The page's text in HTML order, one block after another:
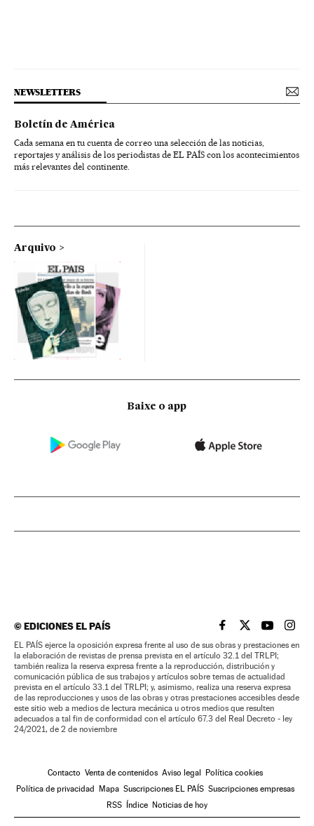
NEWSLETTERS
Boletín de América
Cada semana en tu cuenta de correo una selección de las noticias,
reportajes y análisis de los periodistas de EL PAÍS con los acontecimientos
más relevantes del continente.
Arquivo
Baixe o app
©EDICIONES EL PAÍS EL PAÍS BRASIL EN
EL PAÍSEL PAÍS
EL
EL PAÍS ejerce la oposición expresa frente al uso de sus obras y prestaciones en
la elaboración de revistas de prensa prevista en el artículo 32.1 del TRLPI;
también realiza la reserva expresa frente a la reproducción, distribución y
comunicación pública de sus trabajos y artículos sobre temas de actualidad
prevista en el artículo 33.1 del TRLPI; y, asimismo, realiza una reserva expresa
de las reproducciones y usos de las obras y otras prestaciones accesibles desde
este sitio web a medios de lectura mecánica u otros medios que resulten
adecuados a tal fin de conformidad con el artículo 67.3 del Real Decreto - ley
24/2021, de 2 de noviembre
Contacto Venta de contenidos Aviso legal
Política cookies
Política de privacidad
Mapa Suscripciones EL PAÍS Suscripciones empresas
RSS
Índice Noticias de hoy